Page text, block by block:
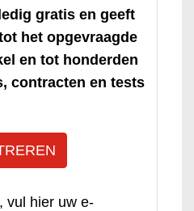
gratis en geeft
het opgevraagde
en tot honderden
contracten en tests
vul hier uw e-